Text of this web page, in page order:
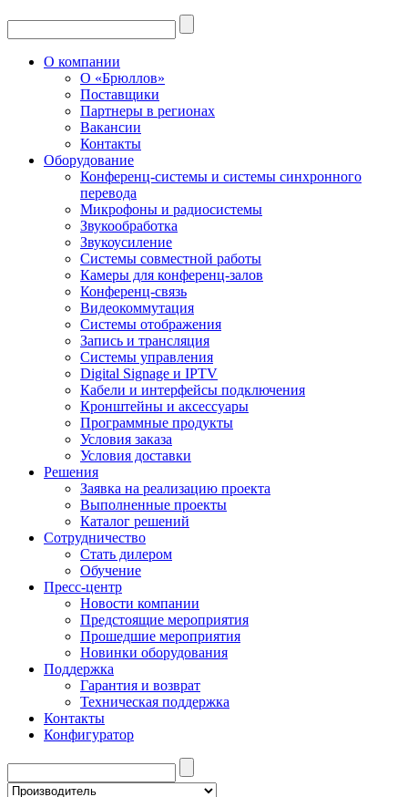
О компании
О «Брюллов»
Поставщики
Партнеры в регионах
Вакансии
Контакты
Оборудование
Конференц-системы и системы синхронного
перевода
Микрофоны и радиосистемы
Звукообработка
Звукоусиление
Системы совместной работы
Камеры для конференц-залов
Конференц-связь
Видеокоммутация
Системы отображения
Запись и трансляция
Системы управления
Digital Signage и IPTV
Кабели и интерфейсы подключения
Кронштейны и аксессуары
Программные продукты
Условия заказа
Условия доставки
Решения
Заявка на реализацию проекта
Выполненные проекты
Каталог решений
Сотрудничество
Стать дилером
Обучение
Пресс-центр
Новости компании
Предстоящие мероприятия
Прошедшие мероприятия
Новинки оборудования
Поддержка
Гарантия и возврат
Техническая поддержка
Контакты
Конфигуратор